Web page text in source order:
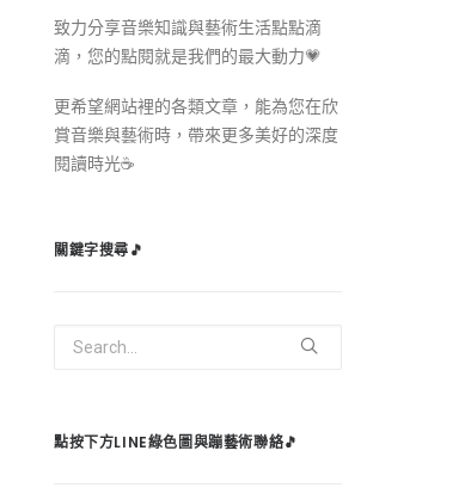
致力分享音樂知識與藝術生活點點滴
滴，您的點閱就是我們的最大動力💗
更希望網站裡的各類文章，能為您在欣
賞音樂與藝術時，帶來更多美好的深度
閱讀時光☕️
關鍵字搜尋🎵
點按下方LINE綠色圖與蹦藝術聯絡🎵